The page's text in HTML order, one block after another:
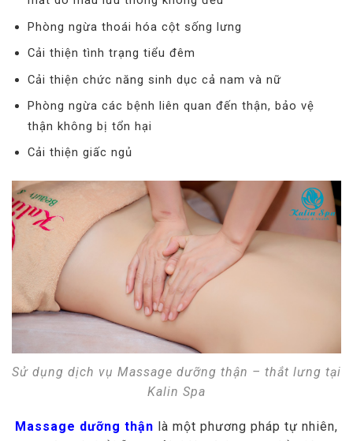
Phòng ngừa thoái hóa cột sống lưng
Cải thiện tình trạng tiểu đêm
Cải thiện chức năng sinh dục cả nam và nữ
Phòng ngừa các bệnh liên quan đến thận, bảo vệ
thận không bị tổn hại
Cải thiện giấc ngủ
Sử dụng dịch vụ Massage dưỡng thận – thắt lưng tại
Kalin Spa
Massage dưỡng thận là một phương pháp tự nhiên,